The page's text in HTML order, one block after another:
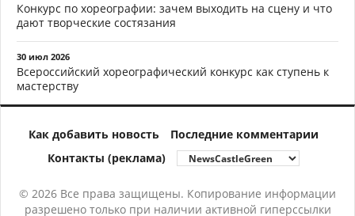
Конкурс по хореографии: зачем выходить на сцену и что
дают творческие состязания
30 июл 2026
Всероссийский хореографический конкурс как ступень к
мастерству
Как добавить новость
Последние комментарии
Контакты (реклама)
© 2026 Все права защищены. Копирование информации
разрешено только при наличии активной гиперссылки